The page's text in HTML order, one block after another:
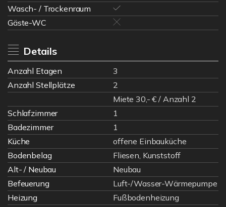
Wasch- / Trockenraum
Gäste-WC
Details
Anzahl Etagen
3
Anzahl Stellplätze
2
Miete 30,- € / Anzahl 2
Schlafzimmer
1
Badezimmer
1
Küche
offene Einbauküche
Bodenbelag
Fliesen, Kunststoff
Alt- / Neubau
Neubau
Befeuerung
Luft-/Wasser-Wärmepumpe
Heizung
Fußbodenheizung